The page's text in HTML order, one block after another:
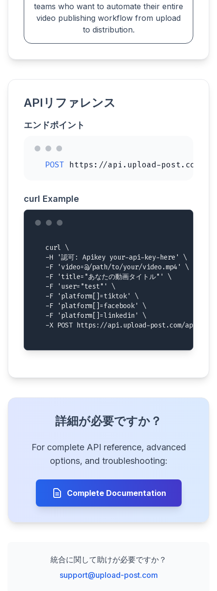
teams who want to automate their entire
video publishing workflow from upload
to distribution.
APIリファレンス
エンドポイント
POST https://api.upload-post.com/
curl Example
curl \
  -H '認可: Apikey your-api-key-here' \
  -F 'video=@/path/to/your/video.mp4' \
  -F 'title="あなたの動画タイトル"' \
  -F 'user="test"' \
  -F 'platform[]=tiktok' \
  -F 'platform[]=facebook' \
  -F 'platform[]=linkedin' \
-X POST https://api.upload-post.com/api/
詳細が必要ですか？
For complete API reference, advanced
options, and troubleshooting:
Complete Documentation
統合に関して助けが必要ですか？
support@upload-post.com